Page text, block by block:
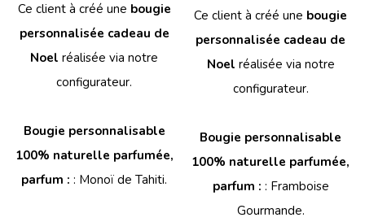
Ce client à créé une bougie
personnalisée cadeau de
Noelréalisée via notre
configurateur.
Bougie personnalisable
100% naturelle parfumée,
parfum :: Monoï de Tahiti.
Ce client à créé une bougie
personnalisée cadeau de
Noel réalisée via notre
configurateur.
Bougie personnalisable
100% naturelle parfumée,
parfum : : Framboise
Gourmande.